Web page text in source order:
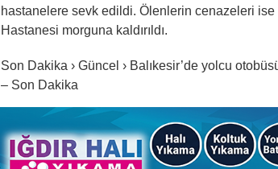
hastanelere sevk edildi. Ölenlerin cenazeleri ise
Hastanesi morguna kaldırıldı.
Son Dakika › Güncel › Balıkesir’de yolcu
– Son Dakika